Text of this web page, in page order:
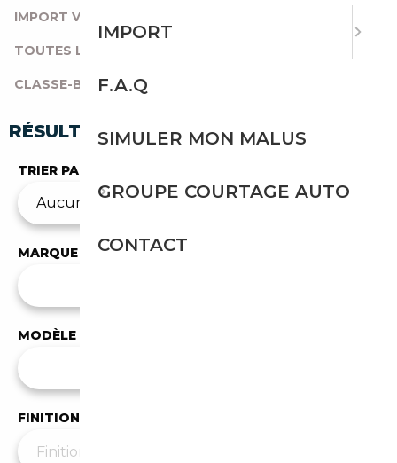
IMPORT VOITURE
TOUTES LES OCCASIONS
CLASSE-B | B-250
RÉSULTATS DE VOTRE RECHERCHE
TRIER PAR
MARQUE
MODÈLE
FINITION
IMPORT
F.A.Q
SIMULER MON MALUS
GROUPE COURTAGE AUTO
CONTACT